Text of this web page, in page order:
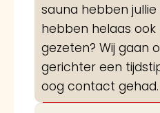
sauna hebben
hebben helaas
gezeten? Wij gaan
gerichter een
oog contact